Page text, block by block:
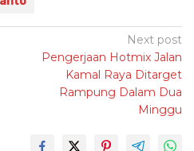
Next post
Pengerjaan Hotmix Jalan
Kamal Raya Ditarget
Rampung Dalam Dua
Minggu